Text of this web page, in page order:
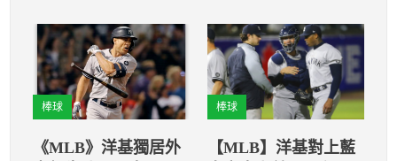
棒球
《MLB》洋基獨居外
棒球
【MLB】洋基對上藍